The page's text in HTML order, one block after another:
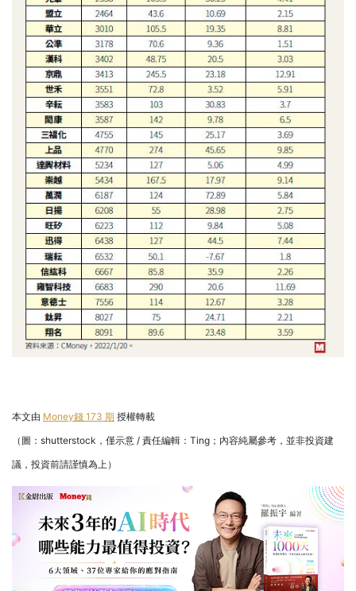
本文由 Money錢 173 期 授權轉載
（圖：shutterstock，僅示意 / 責任編輯：Ting；內容純屬參考，並非投資建
議，投資前請謹慎為上）